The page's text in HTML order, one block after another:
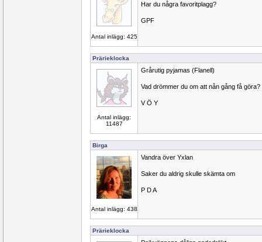
Antal inlägg: 425
Har du några favoritplagg?
GPF
Prärieklocka
Antal inlägg:
11487
Grårutig pyjamas (Flanell)
Vad drömmer du om att nån gång få göra?
V Ö Y
Birga
Antal inlägg: 438
Vandra över Yxlan
Saker du aldrig skulle skämta om
P D A
Prärieklocka